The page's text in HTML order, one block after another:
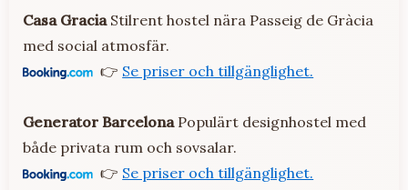
Casa GraciaStilrent hostel nära Passeig de Gràcia
med social atmosfär.
👉 Se priser och tillgänglighet.
Generator BarcelonaPopulärt designhostel med
både privata rum och sovsalar.
👉 Se priser och tillgänglighet.